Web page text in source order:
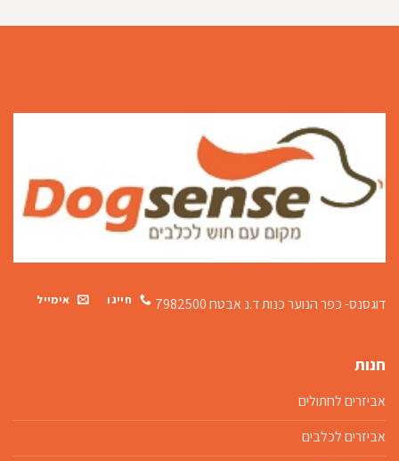
דוגסנס- כפר הנוער כנותד.נ אבטח 7982500 חייגו אימייל
חנות
אביזרים לחתולים
אביזרים לכלבים